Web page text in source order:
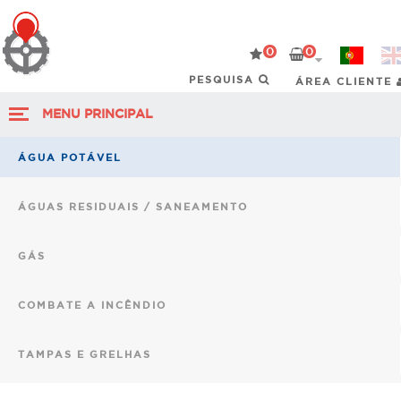
0 0
ÁREA CLIENTE
MENU PRINCIPAL
ÁGUA POTÁVEL
ÁGUAS RESIDUAIS / SANEAMENTO
GÁS
COMBATE A INCÊNDIO
TAMPAS E GRELHAS